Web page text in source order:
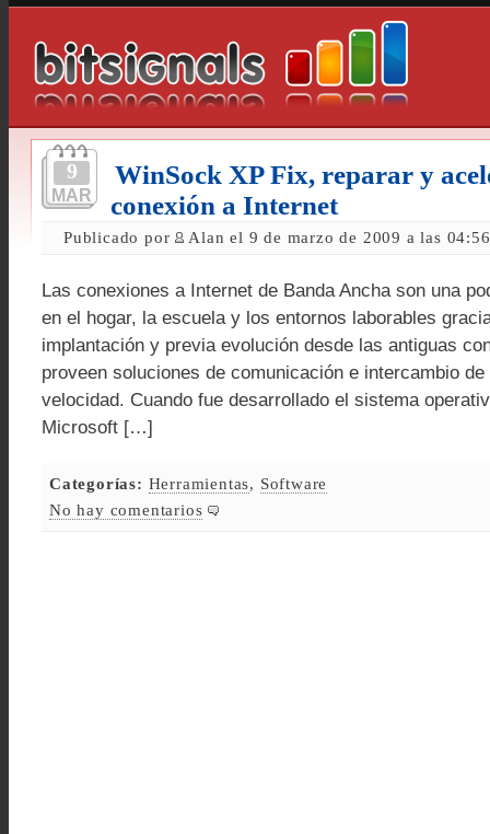
9
MAR
WinSock XP Fix, reparar y
conexión a Internet
Publicado por Alan el 9 de marzo de 2009 a las
Las conexiones a Internet de Banda Ancha son una
en el hogar, la escuela y los entornos laborables
implantación y previa evolución desde las antiguas
proveen soluciones de comunicación e intercambio
velocidad. Cuando fue desarrollado el sistema
Microsoft […]
Categorías: Herramientas, Software
No hay comentarios